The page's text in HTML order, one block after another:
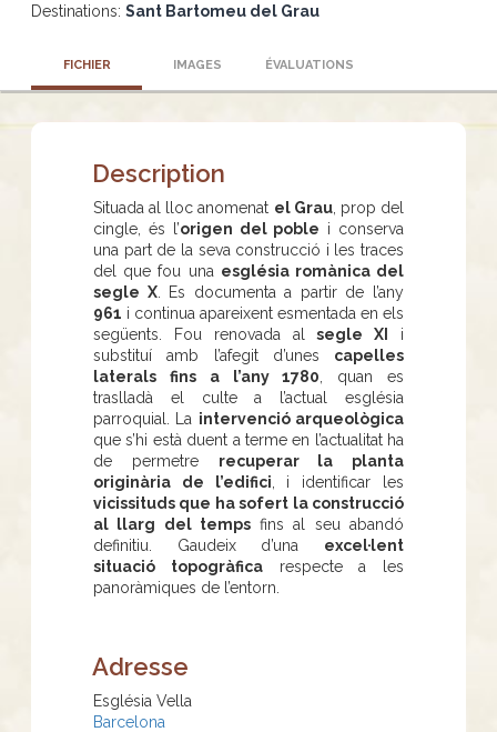
Destinations: Sant Bartomeu del Grau
FICHIER IMAGES ÉVALUATIONS
Description
Situada al lloc anomenat el Grau, prop del
cingle, és l’origen del poble i conserva
una part de la seva construcció i les traces
del que fou una església romànica del
segle X. Es documenta a partir de l’any
961 i continua apareixent esmentada en els
següents. Fou renovada alsegle XI
i
substituí amb l’afegit d’unes capelles
laterals fins a l’any 1780 , quan es
traslladà el culte a l’actual església
parroquial. La intervenció arqueològica
que s’hi està duent a terme en l’actualitat ha
de permetre recuperar la planta
originària de l’edifici , i identificar les
vicissituds que ha sofert la construcció
al llarg del tempsfins al seu abandó
definitiu. Gaudeix d’una excel·lent
situació topogràficarespecte a les
panoràmiques de l’entorn.
Adresse
Església Vella
Barcelona